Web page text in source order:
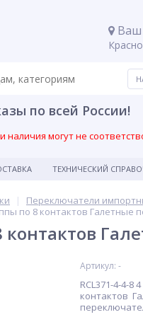
Ваш
по всей России!
могут не
ТЕХНИЧЕСКИЙ
Переключатели
по 8 контактов Галетные
контактов
Артикул: -
RCL371-4-4-8
контактов